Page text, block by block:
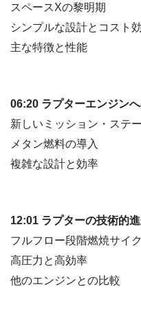
スペースXの黎明期
シンプルな設計とコスト
主な特徴と性能
06:20 ラプターエンジン
新しいミッション・ステ
メタン燃料の導入
複雑な設計と効率
12:01 ラプターの技術的
フルフロー段階燃焼サイ
高圧力と高効率
他のエンジンとの比較